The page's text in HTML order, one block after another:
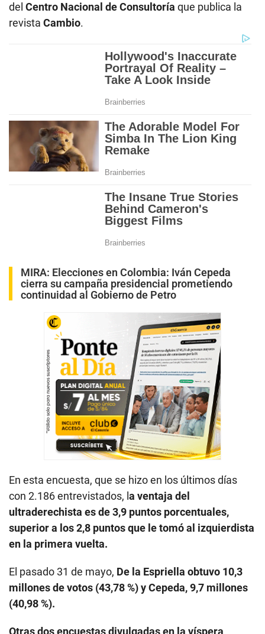
del Centro Nacional de Consultoría que publica la
revista Cambio.
MIRA: Elecciones en Colombia: Iván Cepeda
cierra su campaña presidencial prometiendo
continuidad al Gobierno de Petro
En esta encuesta, que se hizo en los últimos días
con 2.186 entrevistados, l a ventaja del
ultraderechista es de 3,9 puntos porcentuales,
superior a los 2,8 puntos que le tomó al izquierdista
en la primera vuelta.
El pasado 31 de mayo, De la Espriella obtuvo 10,3
millones de votos (43,78 %) y Cepeda, 9,7 millones
(40,98 %).